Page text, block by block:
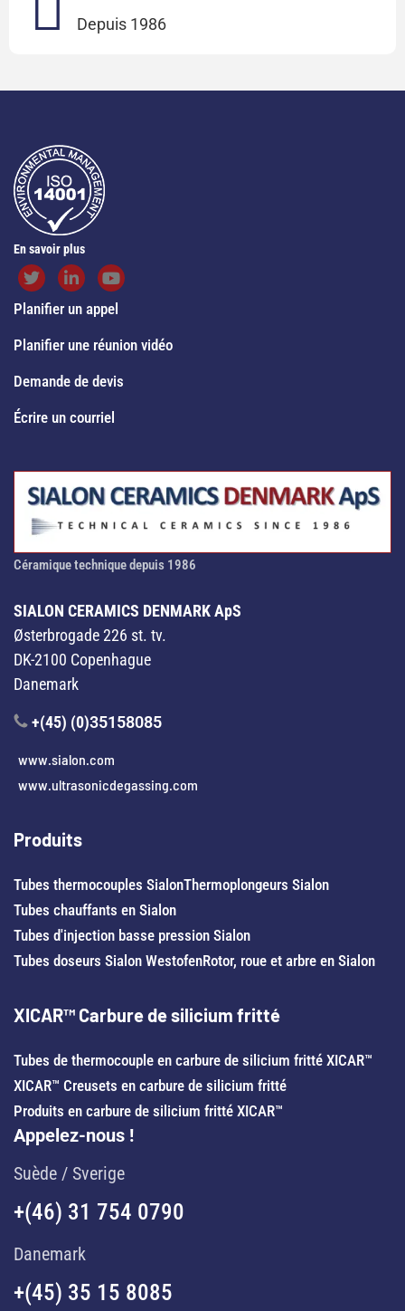
Depuis 1986
En savoir plus
Planifier un appel
Planifier une réunion vidéo
Demande de devis
Écrire un courriel
Céramique technique depuis 1986
SIALON CERAMICS DENMARK ApS
Østerbrogade 226 st. tv.
DK-2100 Copenhague
Danemark
+(45) (0)35158085
www.sialon.com
www.ultrasonicdegassing.com
Produits
Tubes thermocouples SialonThermoplongeurs Sialon
Tubes chauffants en Sialon
Tubes d'injection basse pression Sialon
Tubes doseurs Sialon WestofenRotor, roue et arbre en Sialon
XICAR™ Carbure de silicium fritté
Tubes de thermocouple en carbure de silicium fritté XICAR™
XICAR™ Creusets en carbure de silicium fritté
Produits en carbure de silicium fritté XICAR™
Appelez-nous !
Suède / Sverige
+(46) 31 754 0790
Danemark
+(45) 35 15 8085